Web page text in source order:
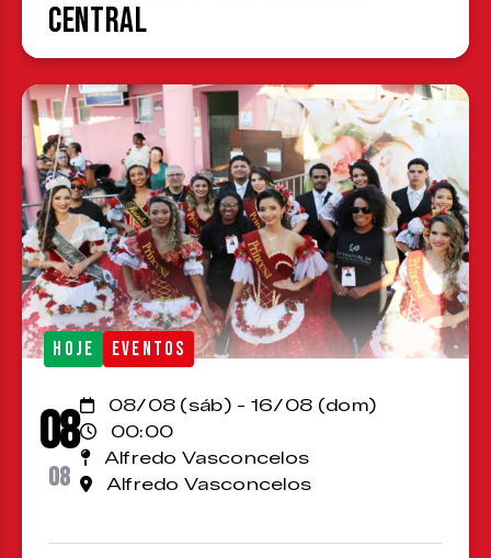
Central
HOJE EVENTOS
08
08
08/08 (sáb) - 16/08 (dom)
00:00
Alfredo Vasconcelos
Alfredo Vasconcelos